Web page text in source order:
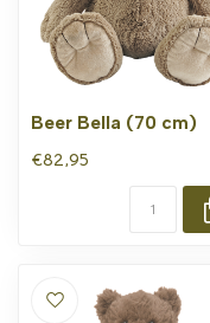
Beer Bella (70 cm)
€82,95